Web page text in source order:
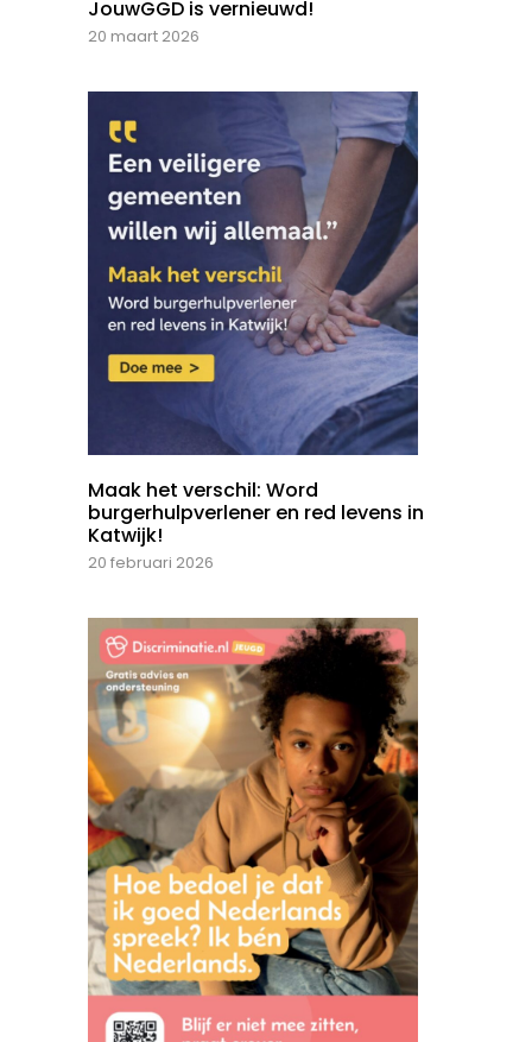
JouwGGD is vernieuwd!
20 maart 2026
Maak het verschil: Word
burgerhulpverlener en red levens in
Katwijk!
20 februari 2026